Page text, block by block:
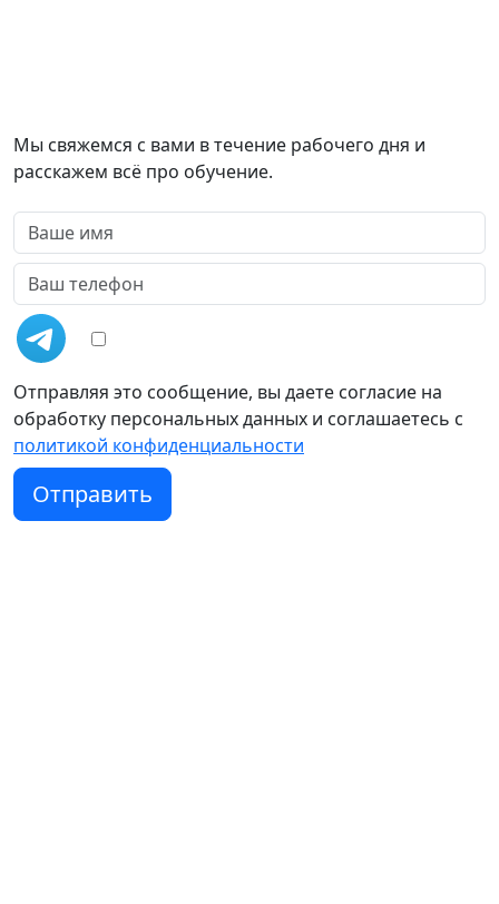
Мы свяжемся с вами в течение рабочего дня и
расскажем всё про обучение.
Отправляя это сообщение, вы даете согласие на
обработку персональных данных и соглашаетесь c
политикой конфиденциальности
Отправить